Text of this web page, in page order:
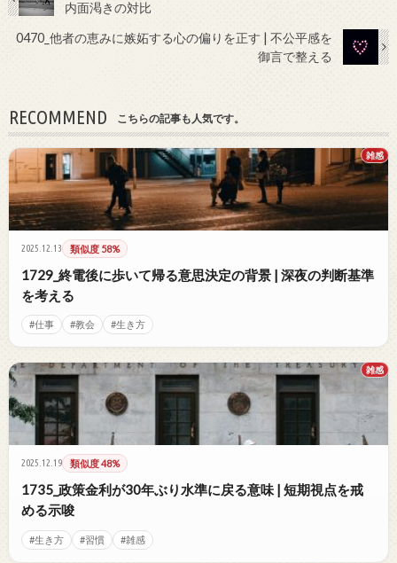
内面渇きの対比
0470_他者の恵みに嫉妬する心の偏りを正す | 不公平感を
御言で整える
RECOMMEND こちらの記事も人気です。
雑感
2025.12.13 類似度 58%
1729_終電後に歩いて帰る意思決定の背景 | 深夜の判断基準
を考える
#仕事 #教会 #生き方
雑感
2025.12.19 類似度 48%
1735_政策金利が30年ぶり水準に戻る意味 | 短期視点を戒
める示唆
#生き方 #習慣 #雑感